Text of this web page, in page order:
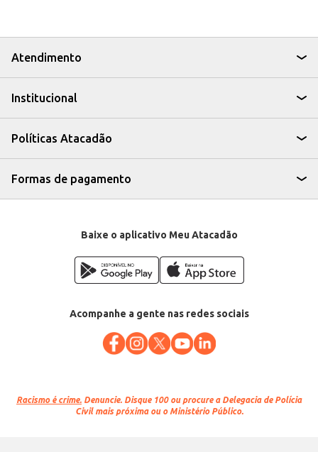
Atendimento
Institucional
Políticas Atacadão
Formas de pagamento
Baixe o aplicativo Meu Atacadão
Acompanhe a gente nas redes sociais
Racismo é crime. Denuncie. Disque 100 ou procure a Delegacia de Polícia
Civil mais próxima ou o Ministério Público.